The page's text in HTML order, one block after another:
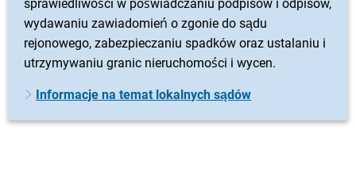
sprawiedliwości w poświadczaniu podpisów i odpisów,
wydawaniu zawiadomień o zgonie do sądu
rejonowego, zabezpieczaniu spadków oraz ustalaniu i
utrzymywaniu granic nieruchomości i wycen.
Informacje na temat lokalnych sądów